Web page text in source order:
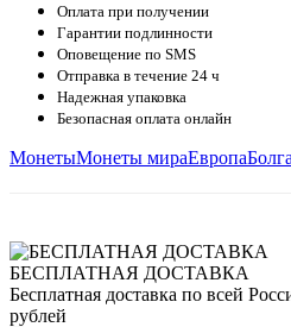
Оплата при получении
Гарантии подлинности
Оповещение по SMS
Отправка в течение 24 ч
Надежная упаковка
Безопасная оплата онлайн
МонетыМонеты мираЕвропа
БЕСПЛАТНАЯ ДОСТАВКА
Бесплатная доставка по всей
рублей